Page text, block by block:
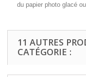
du papier photo glacé
11 AUTRES
CATÉGORIE :